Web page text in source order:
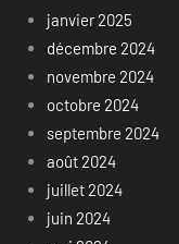
janvier 2025
décembre 2024
novembre 2024
octobre 2024
septembre 2024
août 2024
juillet 2024
juin 2024